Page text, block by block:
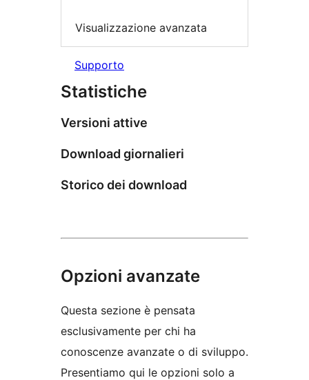
Visualizzazione avanzata
Supporto
Statistiche
Versioni attive
Download giornalieri
Storico dei download
Opzioni avanzate
Questa sezione è pensata
esclusivamente per chi ha
conoscenze avanzate o di sviluppo.
Presentiamo qui le opzioni solo a